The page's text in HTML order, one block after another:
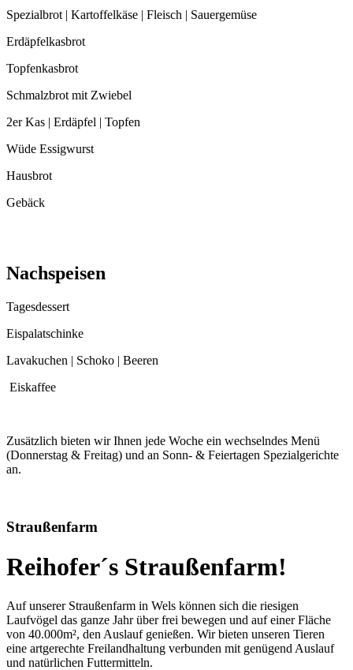
Spezialbrot | Kartoffelkäse | Fleisch | Sauergemüse
Erdäpfelkasbrot
Topfenkasbrot
Schmalzbrot mit Zwiebel
2er Kas | Erdäpfel | Topfen
Wüde Essigwurst
Hausbrot
Gebäck
Nachspeisen
Tagesdessert
Eispalatschinke
Lavakuchen | Schoko | Beeren
Eiskaffee
Zusätzlich bieten wir Ihnen jede Woche ein wechselndes Menü
(Donnerstag & Freitag) und an Sonn- & Feiertagen Spezialgerichte
an.
Straußenfarm
Reihofer´s Straußenfarm!
Auf unserer Straußenfarm in Wels können sich die riesigen
Laufvögel das ganze Jahr über frei bewegen und auf einer Fläche
von 40.000m², den Auslauf genießen. Wir bieten unseren Tieren
eine artgerechte Freilandhaltung verbunden mit genügend Auslauf
und natürlichen Futtermitteln.